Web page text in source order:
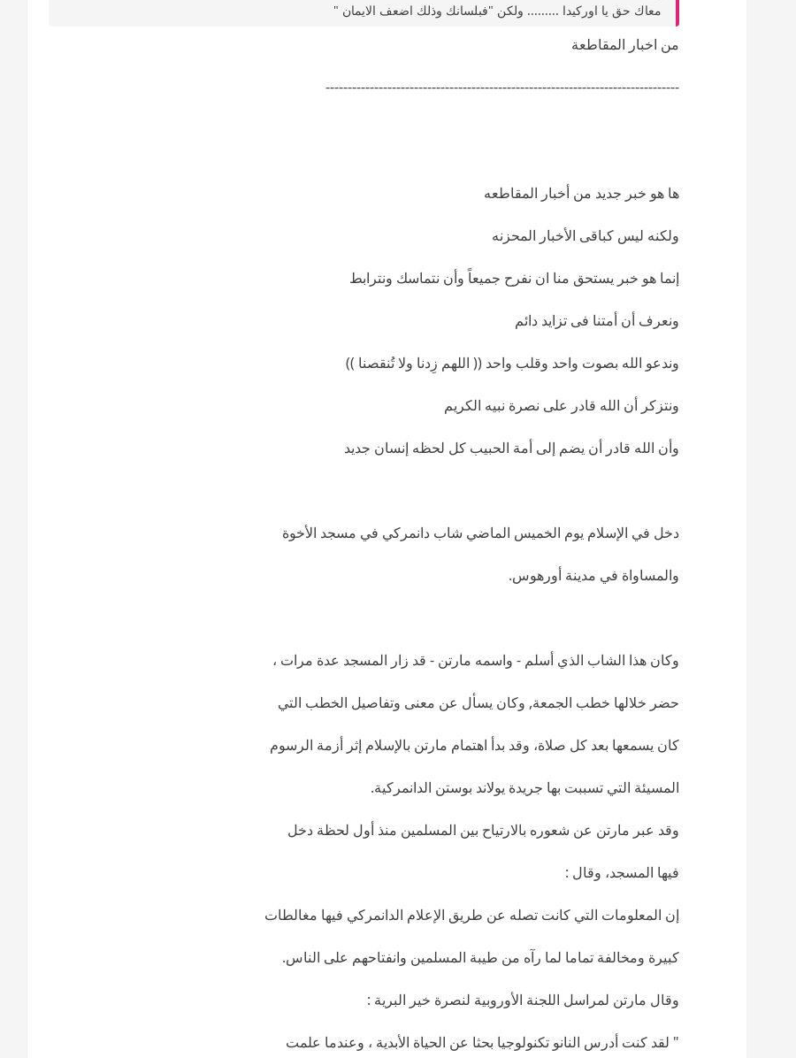
معاك حق يا اوركيدا ......... ولكن "فبلسانك وذلك اضعف الايمان "
من اخبار المقاطعة
--------------------------------------------------------------------------------
ها هو خبر جديد من أخبار المقاطعه
ولكنه ليس كباقى الأخبار المحزنه
إنما هو خبر يستحق منا ان نفرح جميعاً وأن نتماسك ونترابط
ونعرف أن أمتنا فى تزايد دائم
وندعو الله بصوت واحد وقلب واحد (( اللهم زِدنا ولا تُنقصنا ))
ونتزكر أن الله قادر على نصرة نبيه الكريم
وأن الله قادر أن يضم إلى أمة الحبيب كل لحظه إنسان جديد
دخل في الإسلام يوم الخميس الماضي شاب دانمركي في مسجد الأخوة
والمساواة في مدينة أورهوس.
وكان هذا الشاب الذي أسلم - واسمه مارتن - قد زار المسجد عدة مرات ،
حضر خلالها خطب الجمعة, وكان يسأل عن معنى وتفاصيل الخطب التي
كان يسمعها بعد كل صلاة، وقد بدأ اهتمام مارتن بالإسلام إثر أزمة الرسوم
المسيئة التي تسببت بها جريدة يولاند بوستن الدانمركية.
وقد عبر مارتن عن شعوره بالارتياح بين المسلمين منذ أول لحظة دخل
فيها المسجد، وقال :
إن المعلومات التي كانت تصله عن طريق الإعلام الدانمركي فيها مغالطات
كبيرة ومخالفة تماما لما رآه من طيبة المسلمين وانفتاحهم على الناس.
وقال مارتن لمراسل اللجنة الأوروبية لنصرة خير البرية :
" لقد كنت أدرس النانو تكنولوجيا بحثا عن الحياة الأبدية ، وعندما علمت